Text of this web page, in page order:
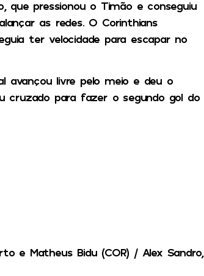
que pressionou o Timão e conseguiu
as redes. O Corinthians
ter velocidade para escapar no
avançou livre pelo meio e deu o
cruzado para fazer o segundo gol do
e Matheus Bidu (COR) / Alex Sandro,